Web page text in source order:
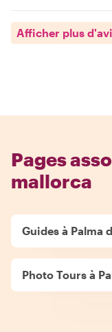
Afficher plus
Pages
mallorca
Guides à Palma
Photo Tours à